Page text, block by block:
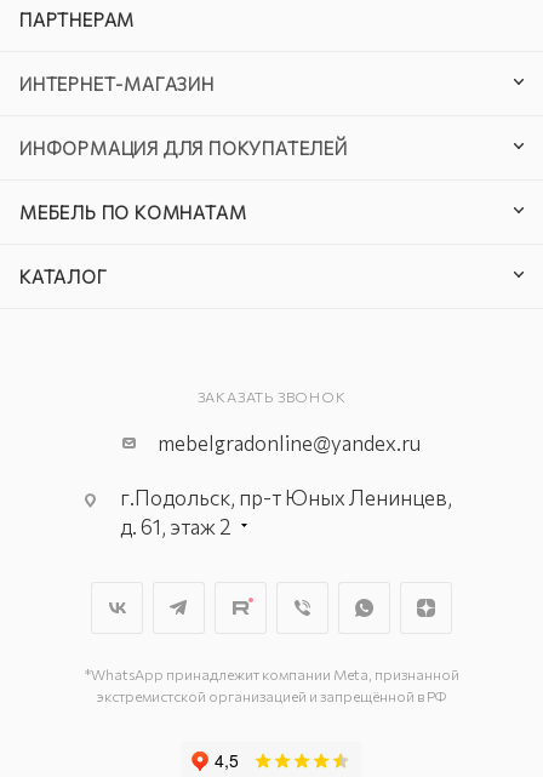
ПАРТНЕРАМ
ИНТЕРНЕТ-МАГАЗИН
ИНФОРМАЦИЯ ДЛЯ ПОКУПАТЕЛЕЙ
МЕБЕЛЬ ПО КОМНАТАМ
КАТАЛОГ
ЗАКАЗАТЬ ЗВОНОК
mebelgradonline@yandex.ru
г.Подольск, пр-т Юных Ленинцев,
д. 61, этаж 2
г. Подольск, ул. Станционная, д. 11
*WhatsApp принадлежит компании Meta, признанной
экстремистской организацией и запрещённой в РФ